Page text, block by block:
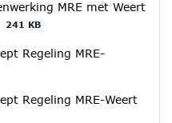
MRE met Weert
241 KB
Regeling MRE-
Regeling MRE-Weert